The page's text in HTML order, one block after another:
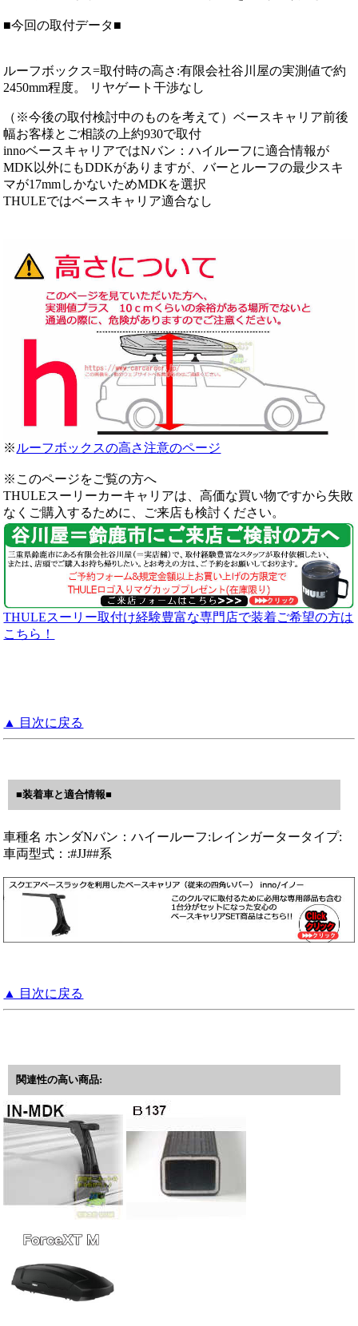
■今回の取付データ■
ルーフボックス=取付時の高さ:有限会社谷川屋の実測値で約
2450mm程度。 リヤゲート干渉なし
（※今後の取付検討中のものを考えて）ベースキャリア前後
幅お客様とご相談の上約930で取付
innoベースキャリアではNバン：ハイルーフに適合情報が
MDK以外にもDDKがありますが、バーとルーフの最少スキ
マが17mmしかないためMDKを選択
THULEではベースキャリア適合なし
※ ルーフボックスの高さ注意のページ
※このページをご覧の方へ
THULEスーリーカーキャリアは、高価な買い物ですから失敗
なくご購入するために、ご来店も検討ください。
THULEスーリー取付け経験豊富な専門店で装着ご希望の方は
こちら！
▲ 目次に戻る
■装着車と適合情報■
車種名 ホンダNバン：ハイールーフ:レインガータータイプ:
車両型式：:#JJ##系
▲ 目次に戻る
関連性の高い商品: